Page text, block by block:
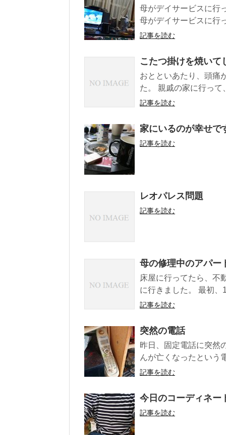
母がデイサービスに行
母がデイサービスに行
記事を読む
こたつ掛けを焼いて
おとといあたり、頭痛
た。 親戚の家に行って
記事を読む
家にいるのが幸せで
記事を読む
レオパレス問題
記事を読む
母の修理中のアパー
床屋に行ってたら、不
に行きました。 最初、
記事を読む
突然の電話
昨日、固定電話に突然
んが亡くなったという
記事を読む
今日のコーディネー
記事を読む